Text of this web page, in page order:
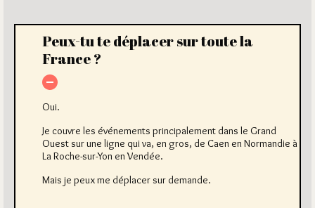
Peux-tu te déplacer sur toute la
France ?
Oui.
Je couvre les événements principalement dans le Grand
Ouest sur une ligne qui va, en gros, de Caen en Normandie à
La Roche-sur-Yon en Vendée.
Mais je peux me déplacer sur demande.